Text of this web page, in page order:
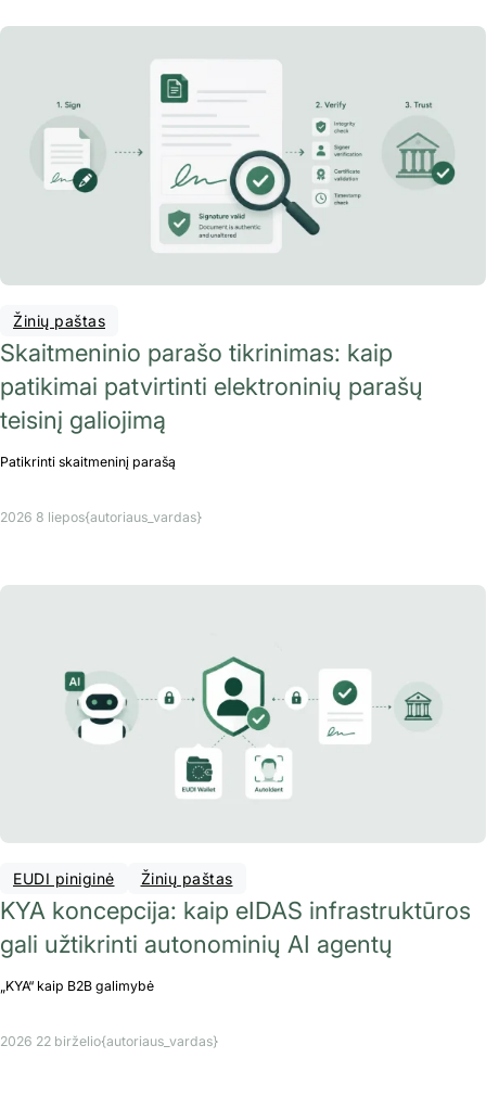
Žinių paštas
Skaitmeninio parašo tikrinimas: kaip
patikimai patvirtinti elektroninių parašų
teisinį galiojimą
Patikrinti skaitmeninį parašą
2026 8 liepos{autoriaus_vardas}
EUDI piniginė Žinių paštas
KYA koncepcija: kaip eIDAS infrastruktūros
gali užtikrinti autonominių AI agentų
„KYA“ kaip B2B galimybė
2026 22 birželio{autoriaus_vardas}